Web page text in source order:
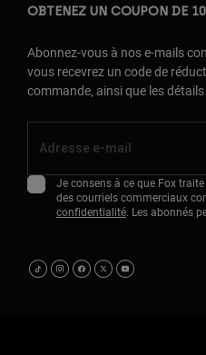
OBTENEZ UN COUPON DE
Abonnez-vous à nos e-mails
vous recevrez un code de
commande, ainsi que les
Je consens à ce que Fox
des courriels commerciaux
confidentialité. Les abonnés